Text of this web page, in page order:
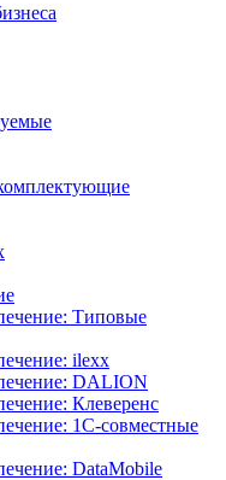
Типовые
ilexx
DALION
Клеверенс
1С-совместные
DataMobile